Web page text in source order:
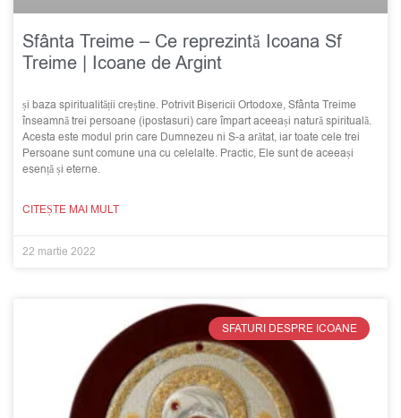
Sfânta Treime – Ce reprezintă Icoana Sf
Treime | Icoane de Argint
și baza spiritualității creștine. Potrivit Bisericii Ortodoxe, Sfânta Treime
înseamnă trei persoane (ipostasuri) care împart aceeași natură spirituală.
Acesta este modul prin care Dumnezeu ni S-a arătat, iar toate cele trei
Persoane sunt comune una cu celelalte. Practic, Ele sunt de aceeași
esență și eterne.
CITEȘTE MAI MULT
22 martie 2022
SFATURI DESPRE ICOANE